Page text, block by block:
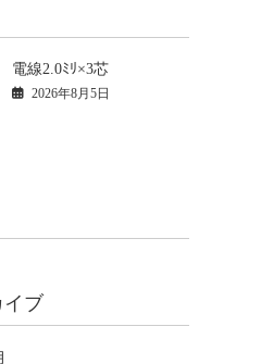
電線2.0ﾐﾘ×3芯
2026年8月5日
イブ